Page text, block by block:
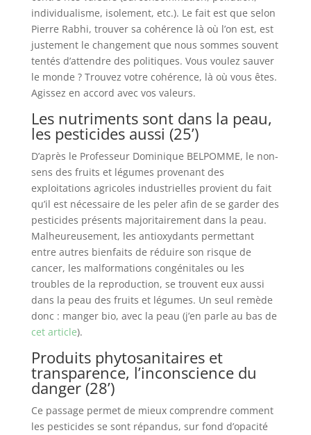
individualisme, isolement, etc.). Le fait est que selon
Pierre Rabhi, trouver sa cohérence là où l’on est, est
justement le changement que nous sommes souvent
tentés d’attendre des politiques. Vous voulez sauver
le monde ? Trouvez votre cohérence, là où vous êtes.
Agissez en accord avec vos valeurs.
Les nutriments sont dans la peau,
les pesticides aussi (25’)
D’après le Professeur Dominique BELPOMME, le non-
sens des fruits et légumes provenant des
exploitations agricoles industrielles provient du fait
qu’il est nécessaire de les peler afin de se garder des
pesticides présents majoritairement dans la peau.
Malheureusement, les antioxydants permettant
entre autres bienfaits de réduire son risque de
cancer, les malformations congénitales ou les
troubles de la reproduction, se trouvent eux aussi
dans la peau des fruits et légumes. Un seul remède
donc : manger bio, avec la peau (j’en parle au bas de
cet article).
Produits phytosanitaires et
transparence, l’inconscience du
danger (28’)
Ce passage permet de mieux comprendre comment
les pesticides se sont répandus, sur fond d’opacité